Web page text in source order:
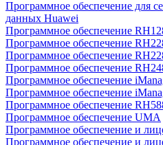
Программное обеспечение для
данных Huawei
Программное обеспечение
Программное обеспечение
Программное обеспечение
Программное обеспечение
Программное обеспечение
Программное обеспечение
Программное обеспечение
Программное обеспечение UMA
Программное обеспечение и
Программное обеспечение и